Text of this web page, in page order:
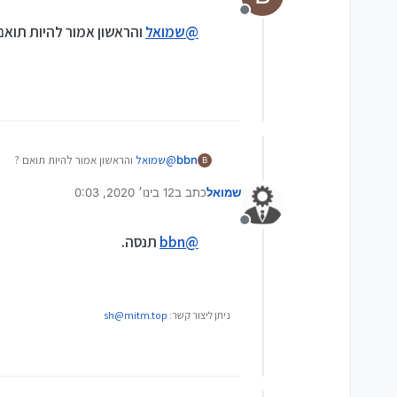
מנותק
@שמואל והראשון אמור להיות
B
bbn
@שמואל והראשון אמור להיות תואם ?
מנותק
שמואלכתב ב12 בינו׳ 2020, 0:03
נערך לאחרונה על ידי
@
bbn תנסה.
ניתן ליצור קשר: sh@mitm.top